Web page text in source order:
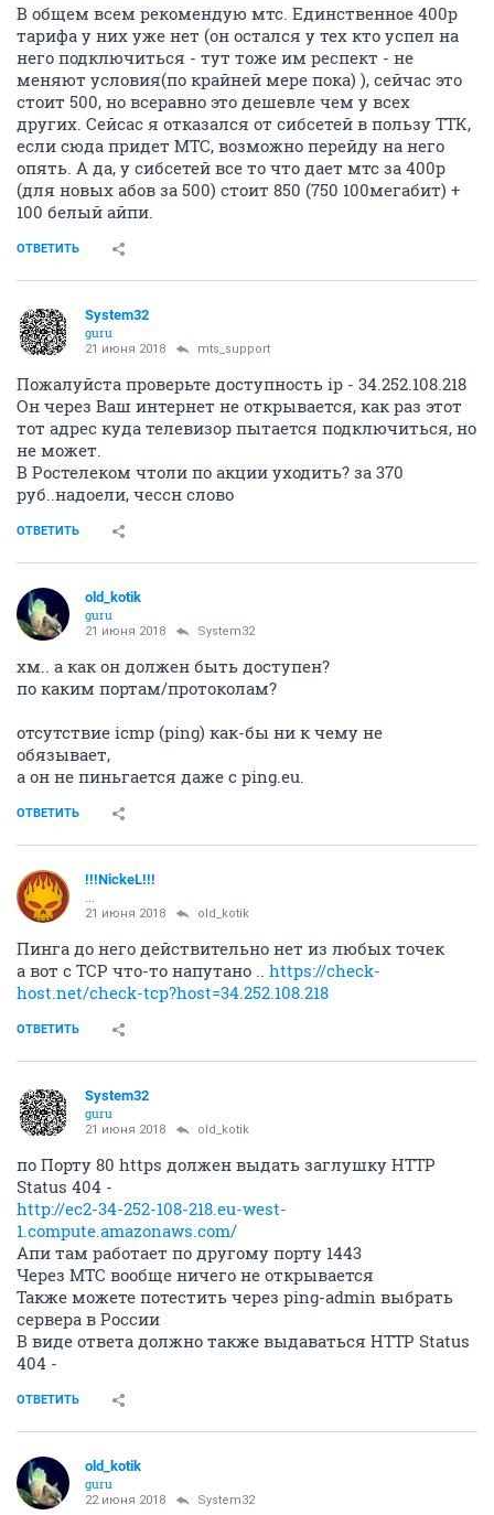
В общем всем рекомендую мтс. Единственное 400р
тарифа у них уже нет (он остался у тех кто успел на
него подключиться - тут тоже им респект - не
меняют условия(по крайней мере пока) ), сейчас это
стоит 500, но всеравно это дешевле чем у всех
других. Сейсас я отказался от сибсетей в пользу ТТК,
если сюда придет МТС, возможно перейду на него
опять. А да, у сибсетей все то что дает мтс за 400р
(для новых абов за 500) стоит 850 (750 100мегабит) +
100 белый айпи.
ОТВЕТИТЬ
System32
guru
21 июня 2018 mts_support
Пожалуйста проверьте доступность ip - 34.252.108.218
Он через Ваш интернет не открывается, как раз этот
тот адрес куда телевизор пытается подключиться, но
не может.
В Ростелеком чтоли по акции уходить? за 370
руб..надоели, чессн слово
ОТВЕТИТЬ
old_kotik
guru
21 июня 2018 System32
хм.. а как он должен быть доступен?
по каким портам/протоколам?
отсутствие icmp (ping) как-бы ни к чему не
обязывает,
а он не пиньгается даже c ping.eu.
ОТВЕТИТЬ
!!!NickeL!!!
21 июня 2018 old_kotik
Пинга до него действительно нет из любых точек
а вот с TCP что-то напутано .. https://check-
host.net/check-tcp?host=34.252.108.218
ОТВЕТИТЬ
System32
guru
21 июня 2018 old_kotik
по Порту 80 https должен выдать заглушку HTTP
Status 404 -
http://ec2-34-252-108-218.eu-west-
1.compute.amazonaws.com/
Апи там работает по другому порту 1443
Через МТС вообще ничего не открывается
Также можете потестить через ping-admin выбрать
сервера в России
В виде ответа должно также выдаваться HTTP Status
404 -
ОТВЕТИТЬ
old_kotik
guru
22 июня 2018 System32